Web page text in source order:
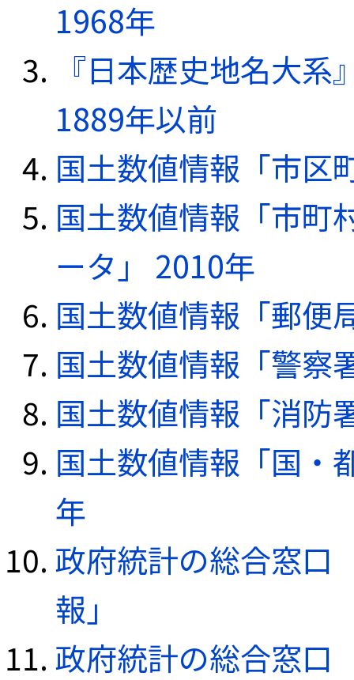
1968年
『日本歴史地名大
1889年以前
国土数値情報「市区
国土数値情報「市町
ータ」 2010年
国土数値情報「郵便
国土数値情報「警察
国土数値情報「消防
国土数値情報「国・
年
政府統計の総合窓口
報」
政府統計の総合窓口